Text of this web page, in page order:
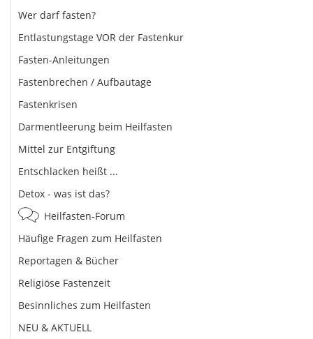
Wer darf fasten?
Entlastungstage VOR der Fastenkur
Fasten-Anleitungen
Fastenbrechen / Aufbautage
Fastenkrisen
Darmentleerung beim Heilfasten
Mittel zur Entgiftung
Entschlacken heißt ...
Detox - was ist das?
Heilfasten-Forum
Häufige Fragen zum Heilfasten
Reportagen & Bücher
Religiöse Fastenzeit
Besinnliches zum Heilfasten
NEU & AKTUELL